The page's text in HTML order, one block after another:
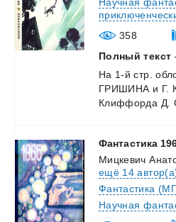
358
Полный текст
На 1-й стр.
ГРИШИНА и Г.
Клиффорда Д.
Фантастика
Мицкевич
ещё 14
Фантастика
Научная